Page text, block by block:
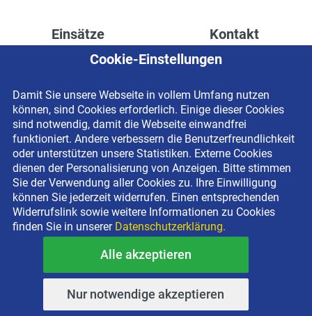
Einsätze
Höhenzugang für
Drainage verlegen
Fassadenreinigung
Terrasse anlegen
Ladenbau
Kontakt
Kontaktformular
Impressum
Datenschutzerklärung
Newsletter-Anmeldung
Copyright © 2026 BEYER-Mietservice KG All rights reserved |
Kostenlose Miethotline 0800 092 99 70
Cookie-Einstellungen
Damit Sie unsere Webseite in vollem Umfang nutzen
können, sind Cookies erforderlich. Einige dieser Cookies
sind notwendig, damit die Webseite einwandfrei
funktioniert. Andere verbessern die Benutzerfreundlichkeit
oder unterstützen unsere Statistiken. Externe Cookies
dienen der Personalisierung von Anzeigen. Bitte stimmen
Sie der Verwendung aller Cookies zu. Ihre Einwilligung
können Sie jederzeit widerrufen. Einen entsprechenden
Widerrufslink sowie weitere Informationen zu Cookies
finden Sie in unserer Datenschutzerklärung.
Alle akzeptieren
Nur notwendige akzeptieren